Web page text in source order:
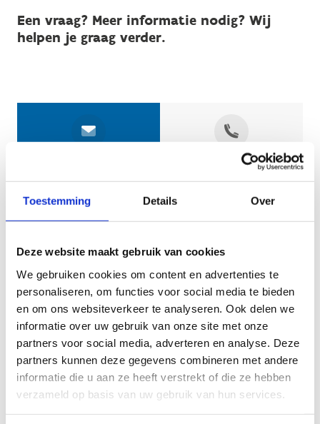
Toestemming Details Over
Deze website maakt gebruik van cookies
We gebruiken cookies om content en advertenties te
personaliseren, om functies voor social media te bieden
en om ons websiteverkeer te analyseren. Ook delen we
informatie over uw gebruik van onze site met onze
partners voor social media, adverteren en analyse. Deze
partners kunnen deze gegevens combineren met andere
informatie die u aan ze heeft verstrekt of die ze hebben
verzameld op basis van uw gebruik van hun services.
Een vraag? Meer informatie nodig? Wij
helpen je graag verder.
Geef aan tot welk domein jouw vraag behoort
KIES EEN DOMEIN
Jouw vraag